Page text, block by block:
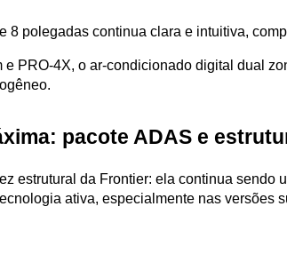
8 polegadas continua clara e intuitiva,
e PRO-4X, o ar-condicionado digital dual
pacote ADAS e
estrutural da Frontier: ela continua
ativa, especialmente nas versões